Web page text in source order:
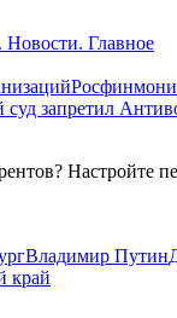
Главное
запретил
Настройте
Владимир Путин
край